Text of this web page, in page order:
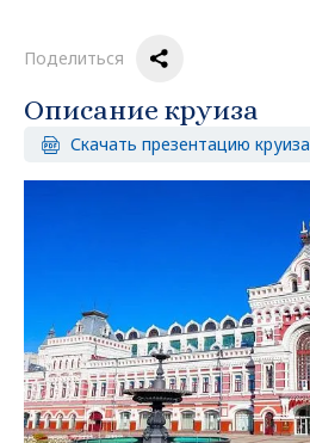
Поделиться
Описание круиза
Скачать презентацию круиза